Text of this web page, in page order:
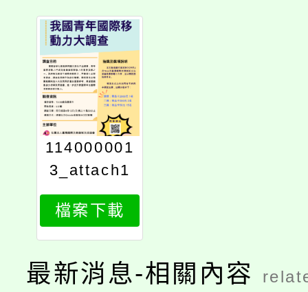
114000001
3_attach1
檔案下載
最新消息-相關內容